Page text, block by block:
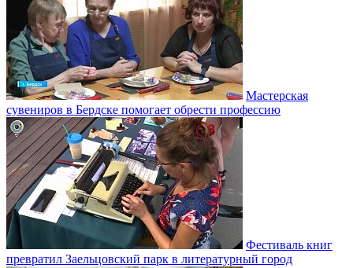
Мастерская
сувениров в Бердске помогает обрести профессию
Фестиваль книг
превратил Заельцовский парк в литературный город